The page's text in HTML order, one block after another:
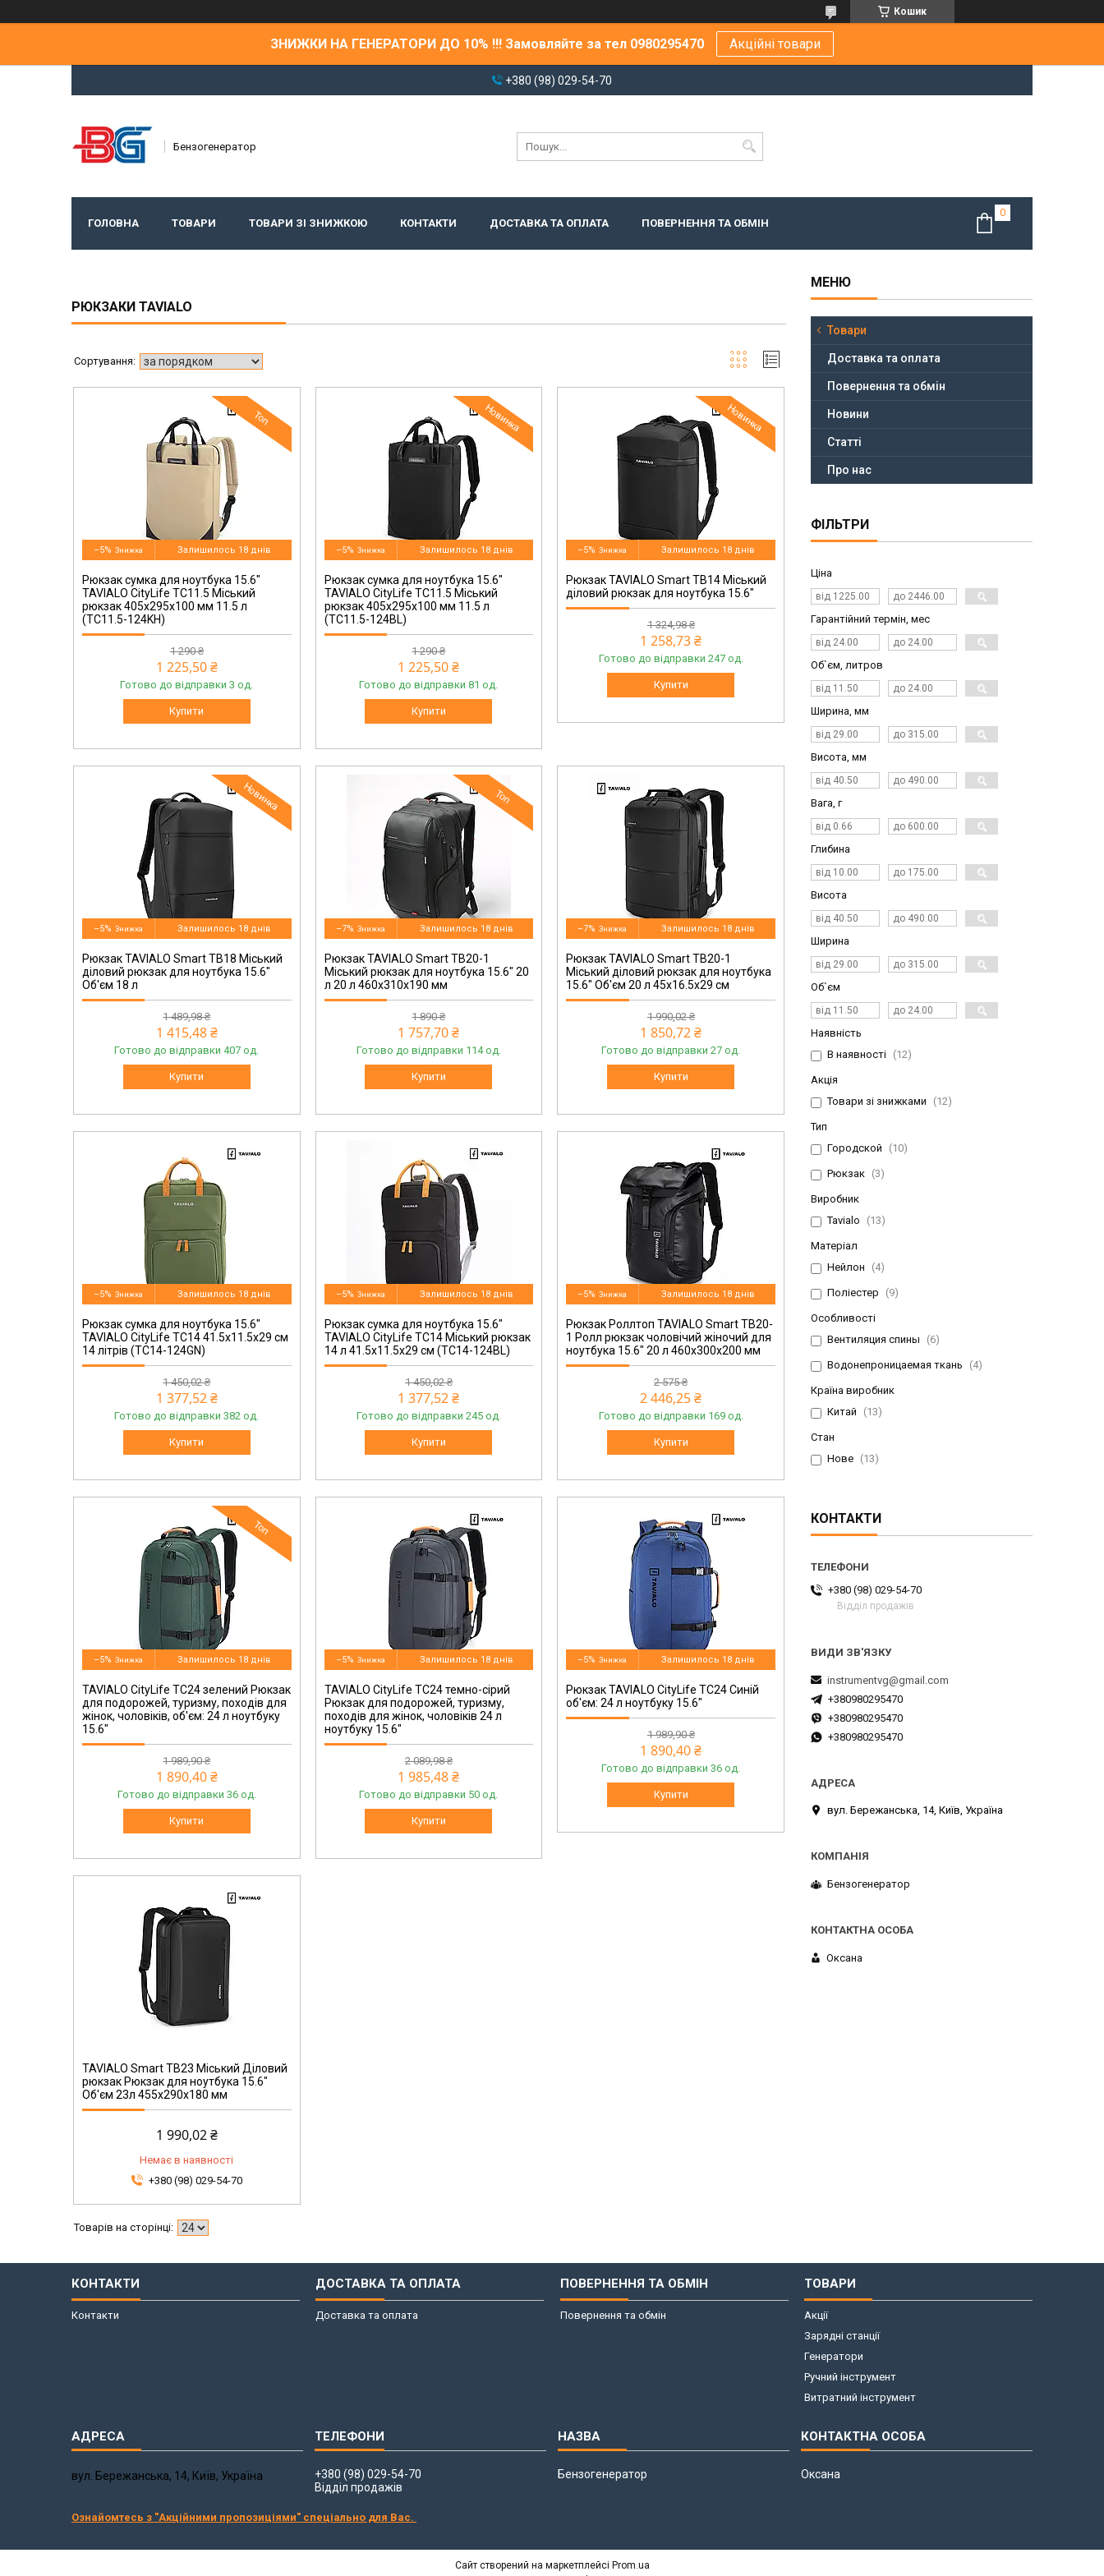
Кошик
ЗНИЖКИ НА ГЕНЕРАТОРИ ДО 10% !!! Замовляйте за тел 0980295470 Акційні товари
+380 (98) 029-54-70
Бензогенератор
ГОЛОВНА ТОВАРИ ТОВАРИ ЗІ ЗНИЖКОЮ КОНТАКТИ ДОСТАВКА ТА ОПЛАТА ПОВЕРНЕННЯ ТА ОБМІН
РЮКЗАКИ TAVIALO
Топ
–5% Залишилось 18 днів
Рюкзак сумка для ноутбука 15.6"
TAVIALO CityLife TC11.5 Міський
рюкзак 405х295х100 мм 11.5 л
(TC11.5-124KH)
1 290 ₴
1 225,50 ₴
Готово до відправки 3 од.
Купити
TC11.5-124BL
Новинка
–5% Залишилось 18 днів
Рюкзак сумка для ноутбука 15.6"
TAVIALO CityLife TC11.5 Міський
рюкзак 405х295х100 мм 11.5 л
(TC11.5-124BL)
1 290 ₴
1 225,50 ₴
Готово до відправки 81 од.
Купити
TB14-124BL
Новинка
–5% Залишилось 18 днів
Рюкзак TAVIALO Smart TB14 Міський
діловий рюкзак для ноутбука 15.6"
1 324,98 ₴
1 258,73 ₴
Готово до відправки 247 од.
Купити
Новинка
–5% Залишилось 18 днів
Рюкзак TAVIALO Smart TB18 Міський
діловий рюкзак для ноутбука 15.6"
Об'єм 18 л
1 489,98 ₴
1 415,48 ₴
Готово до відправки 407 од.
Купити
TB20-124BL
Топ
–7% Залишилось 18 днів
Рюкзак TAVIALO Smart TB20-1
Міський рюкзак для ноутбука 15.6" 20
л 20 л 460x310x190 мм
1 890 ₴
1 757,70 ₴
Готово до відправки 114 од.
Купити
TB20-224BL
–7% Залишилось 18 днів
Рюкзак TAVIALO Smart TB20-1
Міський діловий рюкзак для ноутбука
15.6" Об'єм 20 л 45х16.5х29 см
1 990,02 ₴
1 850,72 ₴
Готово до відправки 27 од.
Купити
–5% Залишилось 18 днів
Рюкзак сумка для ноутбука 15.6"
TAVIALO CityLife TC14 41.5х11.5х29 см
14 літрів (TC14-124GN)
1 450,02 ₴
1 377,52 ₴
Готово до відправки 382 од.
Купити
TC14-124BL
–5% Залишилось 18 днів
Рюкзак сумка для ноутбука 15.6"
TAVIALO CityLife TC14 Міський рюкзак
14 л 41.5х11.5х29 см (TC14-124BL)
1 450,02 ₴
1 377,52 ₴
Готово до відправки 245 од.
Купити
TC23-124BL
–5% Залишилось 18 днів
Рюкзак Роллтоп TAVIALO Smart TB20-
1 Ролл рюкзак чоловічий жіночий для
ноутбука 15.6" 20 л 460x300x200 мм
2 575 ₴
2 446,25 ₴
Готово до відправки 169 од.
Купити
Топ
–5% Залишилось 18 днів
TAVIALO CityLife TC24 зелений Рюкзак
для подорожей, туризму, походів для
жінок, чоловіків, об'єм: 24 л ноутбуку
15.6"
1 989,90 ₴
1 890,40 ₴
Готово до відправки 36 од.
Купити
TC24-124DG
–5% Залишилось 18 днів
TAVIALO CityLife TC24 темно-сірий
Рюкзак для подорожей, туризму,
походів для жінок, чоловіків 24 л
ноутбуку 15.6"
2 089,98 ₴
1 985,48 ₴
Готово до відправки 50 од.
Купити
TC24-124GN
–5% Залишилось 18 днів
Рюкзак TAVIALO CityLife TC24 Синій
об'єм: 24 л ноутбуку 15.6"
1 989,90 ₴
1 890,40 ₴
Готово до відправки 36 од.
Купити
TAVIALO Smart TB23 Міський Діловий
рюкзак Рюкзак для ноутбука 15.6"
Об'єм 23л 455х290х180 мм
1 990,02 ₴
Немає в наявності
+380 (98) 029-54-70
Товари
Доставка та оплата
Повернення та обмін
Новини
Статті
Про нас
ФІЛЬТРИ
Ціна
Гарантійний термін, мес
Об`єм, литров
Ширина, мм
Висота, мм
Вага, г
Глибина
Висота
Ширина
Об`єм
Наявність
В наявності
12
Акція
Товари зі знижками
12
Тип
Городской
10
Рюкзак 3
Виробник
Tavialo
13
Матеріал
Нейлон
4
Поліестер 9
Особливості
Вентиляция спины
6
Водонепроницаемая ткань 4
Країна виробник
Китай
13
Стан
Нове
13
КОНТАКТИ
+380 (98) 029-54-70
Відділ продажів
instrumentvg@gmail.com
+380980295470
+380980295470
+380980295470
вул. Бережанська, 14, Київ, Україна
Бензогенератор
Оксана
КОНТАКТИ
Контакти
ДОСТАВКА ТА ОПЛАТА
Доставка та оплата
ПОВЕРНЕННЯ ТА ОБМІН
Повернення та обмін
ТОВАРИ
Акції
Зарядні станції
Генератори
Ручний інструмент
Витратний інструмент
вул. Бережанська, 14, Київ, Україна
+380 (98) 029-54-70
Відділ продажів
Бензогенератор Оксана
Ознайомтесь з "Акційними пропозиціями" спеціально для Вас.
Сайт створений на маркетплейсі Prom.ua